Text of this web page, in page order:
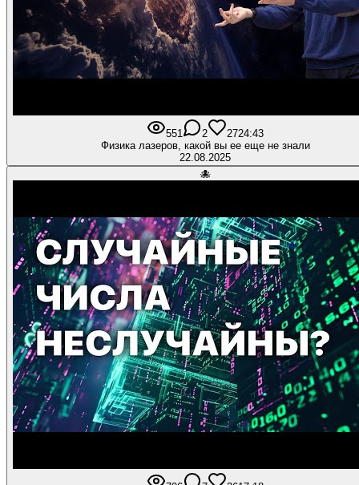
551 2 2724:43
Физика лазеров, какой вы ее еще не знали
22.08.2025
🐙